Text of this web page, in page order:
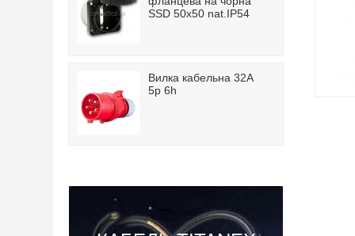
SSD 50x50 nat.IP54
Вилка кабельна 32A
5p 6h